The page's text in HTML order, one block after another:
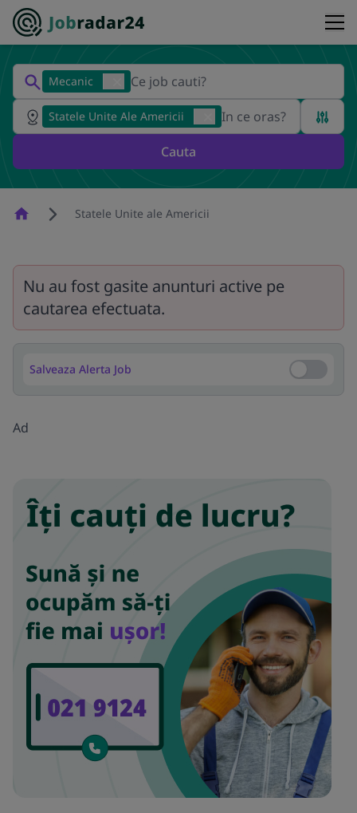
Mecanic
Statele Unite Ale Americii
Cauta
HomepageStatele Unite ale Americii
Nu au fost gasite anunturi active pe
cautarea efectuata.
Salveaza Alerta Job Salveaza
Ad